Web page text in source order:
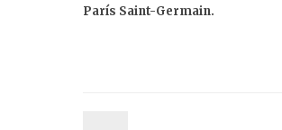
París Saint-Germain.